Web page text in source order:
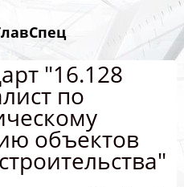
"16.128
по
объектов